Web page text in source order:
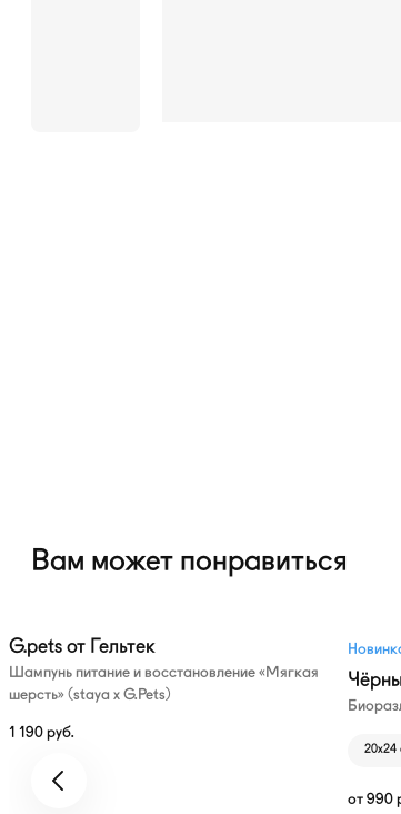
Вам может понравиться
G.pets от Гельтек
Шампунь питание и восстановление «Мягкая
шерсть» (staya х G.Pets)
1 190 руб.
20х24
от 990